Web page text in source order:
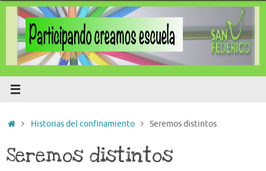
Saltar
contenido
InicioHistorias del confinamiento Seremos distintos
Seremos distintos